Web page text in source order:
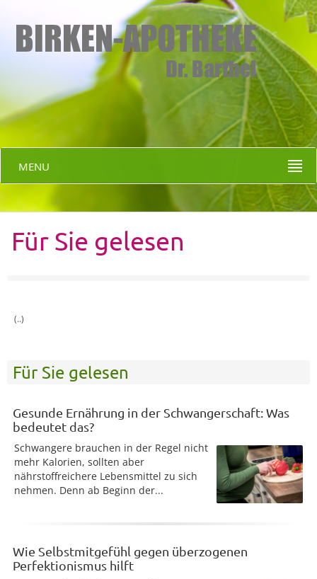
MENU
Für Sie gelesen
(..)
Für Sie gelesen
Gesunde Ernährung in der Schwangerschaft: Was
bedeutet das?
Schwangere brauchen in der Regel nicht
mehr Kalorien, sollten aber
nährstoffreichere Lebensmittel zu sich
nehmen. Denn ab Beginn der...
Wie Selbstmitgefühl gegen überzogenen
Perfektionismus hilft